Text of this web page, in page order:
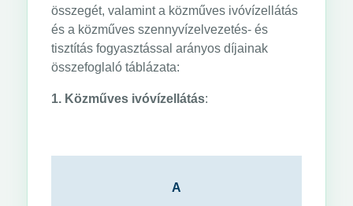
összegét, valamint a közműves ivóvízellátás
és a közműves szennyvízelvezetés- és
tisztítás fogyasztással arányos díjainak
összefoglaló táblázata:
1. Közműves ivóvízellátás:
A